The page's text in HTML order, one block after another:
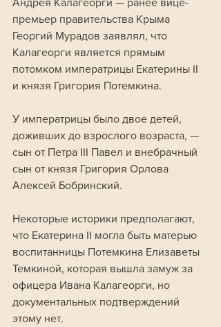
премьер правительства Крыма
Георгий Мурадов заявлял, что
Калагеорги является прямым
потомком императрицы Екатерины II
и князя Григория Потемкина.
У императрицы было двое детей,
доживших до взрослого возраста, —
сын от Петра III Павел и внебрачный
сын от князя Григория Орлова
Алексей Бобринский.
Некоторые историки предполагают,
что Екатерина II могла быть матерью
воспитанницы Потемкина Елизаветы
Темкиной, которая вышла замуж за
офицера Ивана Калагеорги, но
документальных подтверждений
этому нет.